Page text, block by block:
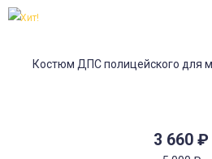
3 660 ₽
Хит!